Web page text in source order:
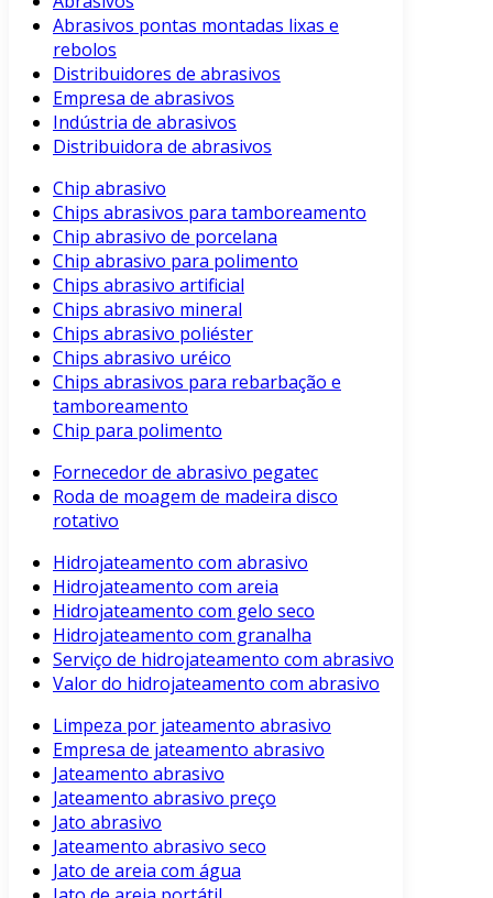
Abrasivos pontas montadas lixas e
rebolos
Distribuidores de abrasivos
Empresa de abrasivos
Indústria de abrasivos
Distribuidora de abrasivos
Chip abrasivo
Chips abrasivos para tamboreamento
Chip abrasivo de porcelana
Chip abrasivo para polimento
Chips abrasivo artificial
Chips abrasivo mineral
Chips abrasivo poliéster
Chips abrasivo uréico
Chips abrasivos para rebarbação e
tamboreamento
Chip para polimento
Fornecedor de abrasivo pegatec
Roda de moagem de madeira disco
rotativo
Hidrojateamento com abrasivo
Hidrojateamento com areia
Hidrojateamento com gelo seco
Hidrojateamento com granalha
Serviço de hidrojateamento com abrasivo
Valor do hidrojateamento com abrasivo
Limpeza por jateamento abrasivo
Empresa de jateamento abrasivo
Jateamento abrasivo
Jateamento abrasivo preço
Jato abrasivo
Jateamento abrasivo seco
Jato de areia com água